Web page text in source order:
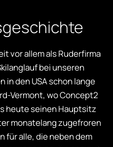
vor allem als Ruderfirma
bei unseren
in den USA schon lange
Vermont, wo Concept2
heute seinen Hauptsitz
monatelang zugefroren
für alle, die neben dem